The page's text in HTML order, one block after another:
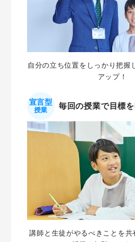
自分の立ち位置をしっかり把握
アップ！
宣言型
授業 毎回の授業で目標を
講師と生徒がやるべきことを